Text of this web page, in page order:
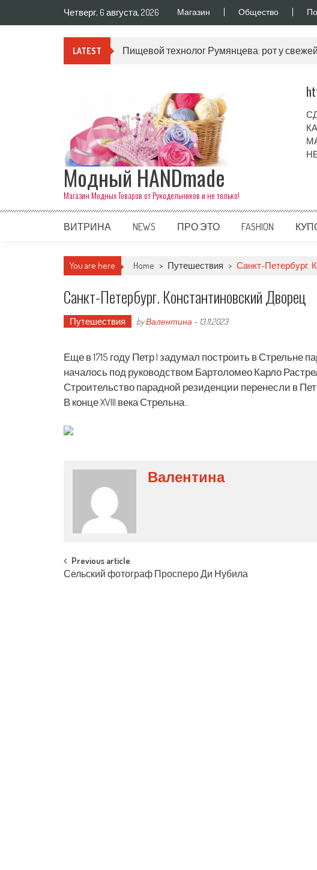
Четверг, 6 августа, 2026 Магазин Общество
LATEST Пищевой технолог Румянцева: рот у
Модный HANDmade
Магазин Модных Товаров от Рукодельников и не только!
ВИТРИНА NEWS ПРО ЭТО FASHION
You are here Home > Путешествия > Санкт-Петербург.
Санкт-Петербург. Константиновский Дворец
Путешествия byВалентина - 13.11.2023
Еще в 1715 году Петр I задумал построить в
началось под руководством Бартоломео Карло
Строительство парадной резиденции перенесли в
В конце XVIII векаСтрельна…
Валентина
Post navigation
Previous article
Сельский фотограф Просперо Ди Нубила